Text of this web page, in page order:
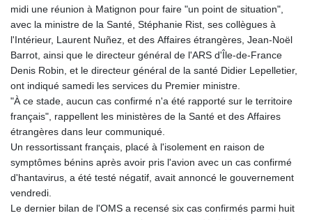
midi une réunion à Matignon pour faire "un point de situation",
avec la ministre de la Santé, Stéphanie Rist, ses collègues à
l'Intérieur, Laurent Nuñez, et des Affaires étrangères, Jean-Noël
Barrot, ainsi que le directeur général de l'ARS d'Île-de-France
Denis Robin, et le directeur général de la santé Didier Lepelletier,
ont indiqué samedi les services du Premier ministre.
"À ce stade, aucun cas confirmé n'a été rapporté sur le territoire
français", rappellent les ministères de la Santé et des Affaires
étrangères dans leur communiqué.
Un ressortissant français, placé à l'isolement en raison de
symptômes bénins après avoir pris l'avion avec un cas confirmé
d'hantavirus, a été testé négatif, avait annoncé le gouvernement
vendredi.
Le dernier bilan de l'OMS a recensé six cas confirmés parmi huit